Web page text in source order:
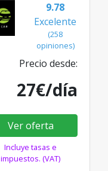
9.78
Excelente
(258
opiniones)
Precio desde:
27€/día
Ver oferta
Incluye tasas e
impuestos. (VAT)